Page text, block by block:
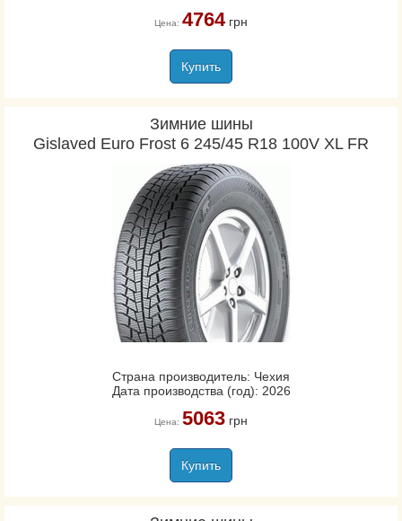
Цена: 4764грн
Купить
Зимние шины
Gislaved Euro Frost 6 245/45 R18 100V XL FR
Страна производитель: Чехия
Дата производства (год): 2026
Цена: 5063грн
Купить